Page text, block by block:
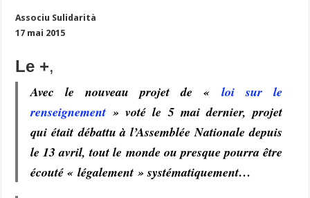
Associu Sulidarità
17 mai 2015
Le +,
Avec le nouveau projet de « loi sur le
renseignement » voté le 5 mai dernier, projet
qui était débattu à l’Assemblée Nationale depuis
le 13 avril, tout le monde ou presque pourra être
écouté « légalement » systématiquement…